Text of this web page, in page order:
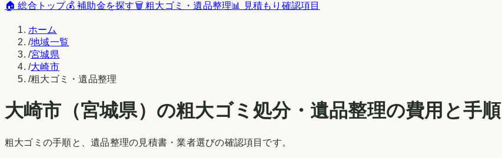
🏠 総合トップ💰 補助金を探す🗑️ 粗大ゴミ・遺品整理📊 見積もり確認項目
ホーム
/地域一覧
/宮城県
/大崎市
/粗大ゴミ・遺品整理
大崎市 （宮城県）の粗大ゴミ処分・遺品整理の費用と手順
粗大ゴミの手順と、遺品整理の見積書・業者選びの確認項目です。